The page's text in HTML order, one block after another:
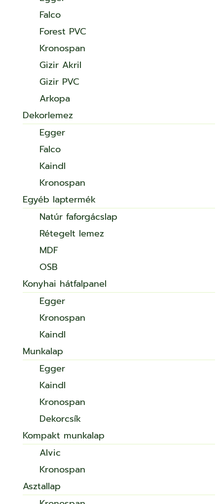
Falco
Forest PVC
Kronospan
Gizir Akril
Gizir PVC
Arkopa
Dekorlemez
Egger
Falco
Kaindl
Kronospan
Egyéb laptermék
Natúr faforgácslap
Rétegelt lemez
MDF
OSB
Konyhai hátfalpanel
Egger
Kronospan
Kaindl
Munkalap
Egger
Kaindl
Kronospan
Dekorcsík
Kompakt munkalap
Alvic
Kronospan
Asztallap